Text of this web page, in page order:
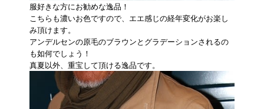
服好きな方にお勧めな逸品！
こちらも濃いお色ですので、エエ感じの経年変化がお楽し
み頂けます。
アンデルセンの原毛のブラウンとグラデーションされるの
も如何でしょう！
真夏以外、重宝して頂ける逸品です。